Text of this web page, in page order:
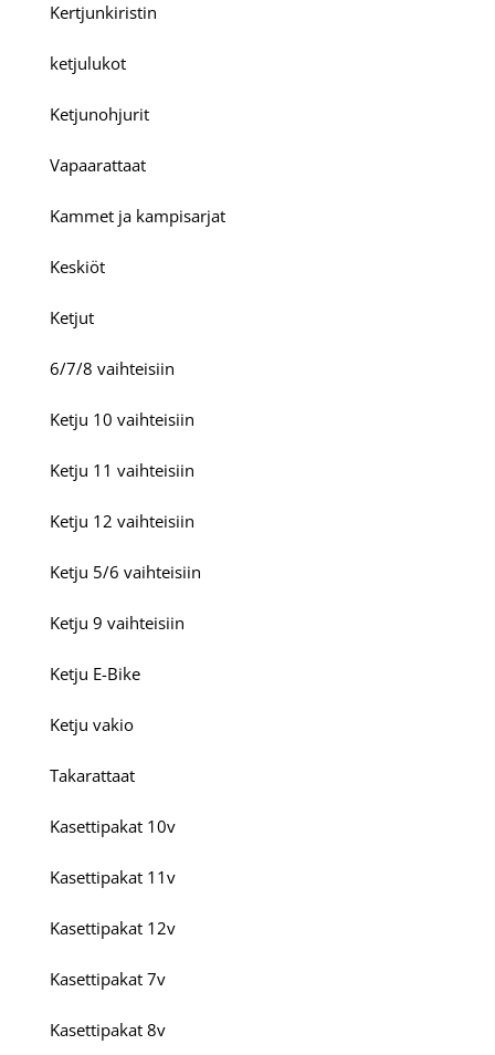
Kertjunkiristin
ketjulukot
Ketjunohjurit
Vapaarattaat
Kammet ja kampisarjat
Keskiöt
Ketjut
6/7/8 vaihteisiin
Ketju 10 vaihteisiin
Ketju 11 vaihteisiin
Ketju 12 vaihteisiin
Ketju 5/6 vaihteisiin
Ketju 9 vaihteisiin
Ketju E-Bike
Ketju vakio
Takarattaat
Kasettipakat 10v
Kasettipakat 11v
Kasettipakat 12v
Kasettipakat 7v
Kasettipakat 8v